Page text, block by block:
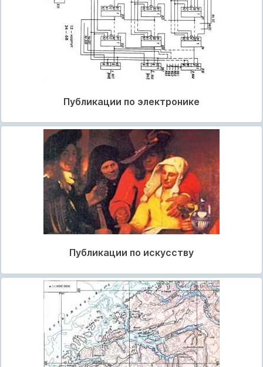
Публикации по электронике
Публикации по искусству